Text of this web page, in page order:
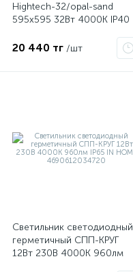
Hightech-32/opal-sand
595х595 32Вт 4000К IP40
ЦБ000013907
20 440 тг /шт
Светильник светодиодный
герметичный СПП-КРУГ
12Вт 230В 4000К 960лм